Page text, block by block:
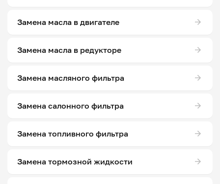
Замена масла в двигателе
Замена масла в редукторе
Замена масляного фильтра
Замена салонного фильтра
Замена топливного фильтра
Замена тормозной жидкости